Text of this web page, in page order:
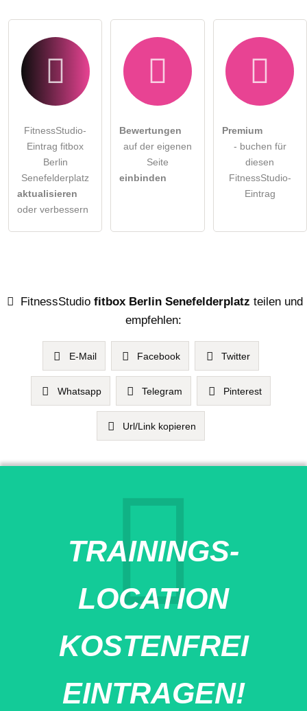
FitnessStudio-
Eintrag fitbox
Berlin
Senefelderplatz
aktualisieren
oder verbessern
Bewertungen
auf der eigenen
Seite
einbinden
Premium
- buchen für
diesen
FitnessStudio-
Eintrag
FitnessStudio fitbox Berlin Senefelderplatz teilen und
empfehlen:
E-Mail Facebook Twitter
Whatsapp Telegram Pinterest
Url/Link kopieren
TRAININGS-
LOCATION
KOSTENFREI
EINTRAGEN!